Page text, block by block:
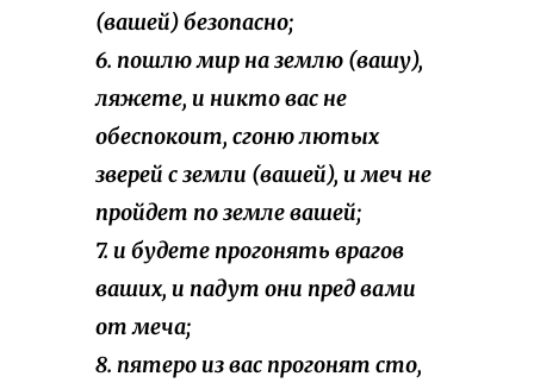
(вашей) безопасно;
6. пошлю мир на землю (вашу),
ляжете, и никто вас не
обеспокоит, сгоню лютых
зверей с земли (вашей), и меч не
пройдет по земле вашей;
7. и будете прогонять врагов
ваших, и падут они пред вами
от меча;
8. пятеро из вас прогонят сто,